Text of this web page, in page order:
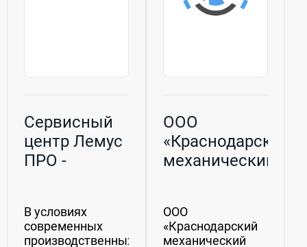
Сервисный
центр Лемус
ПРО -
В условиях
современных
производственных
ООО
«Краснодарский
механический
ООО
«Краснодарский
механический